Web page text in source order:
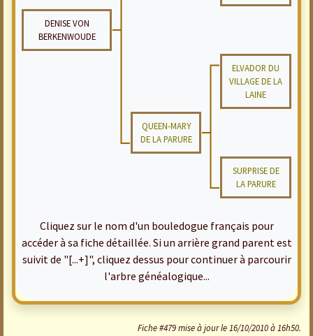
DENISE VON
BERKENWOUDE
ELVADOR DU
VILLAGE DE LA
LAINE
QUEEN-MARY
DE LA PARURE
SURPRISE DE
LA PARURE
Cliquez sur le nom d'un bouledogue français pour
accéder à sa fiche détaillée. Si un arrière grand parent est
suivit de "[...+]", cliquez dessus pour continuer à parcourir
l'arbre généalogique...
Fiche #479 mise à jour le 16/10/2010 à 16h50.